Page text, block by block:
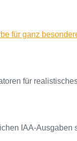
für ganz
für
IAA-Ausgaben